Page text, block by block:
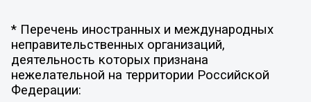
* Перечень иностранных и международных
неправительственных организаций,
деятельность которых признана
нежелательной на территории Российской
Федерации: